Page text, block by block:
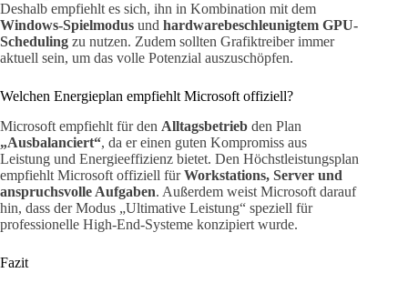
Deshalb empfiehlt es sich, ihn in Kombination mit dem
Windows-Spielmodus und hardwarebeschleunigtem GPU-
Scheduling zu nutzen. Zudem sollten Grafiktreiber immer
aktuell sein, um das volle Potenzial auszuschöpfen.
Welchen Energieplan empfiehlt Microsoft offiziell?
Microsoft empfiehlt für den Alltagsbetrieb den Plan
„Ausbalanciert“, da er einen guten Kompromiss aus
Leistung und Energieeffizienz bietet. Den Höchstleistungsplan
empfiehlt Microsoft offiziell fürWorkstations, Server und
anspruchsvolle Aufgaben. Außerdem weist Microsoft darauf
hin, dass der Modus „Ultimative Leistung“ speziell für
professionelle High-End-Systeme konzipiert wurde.
Fazit